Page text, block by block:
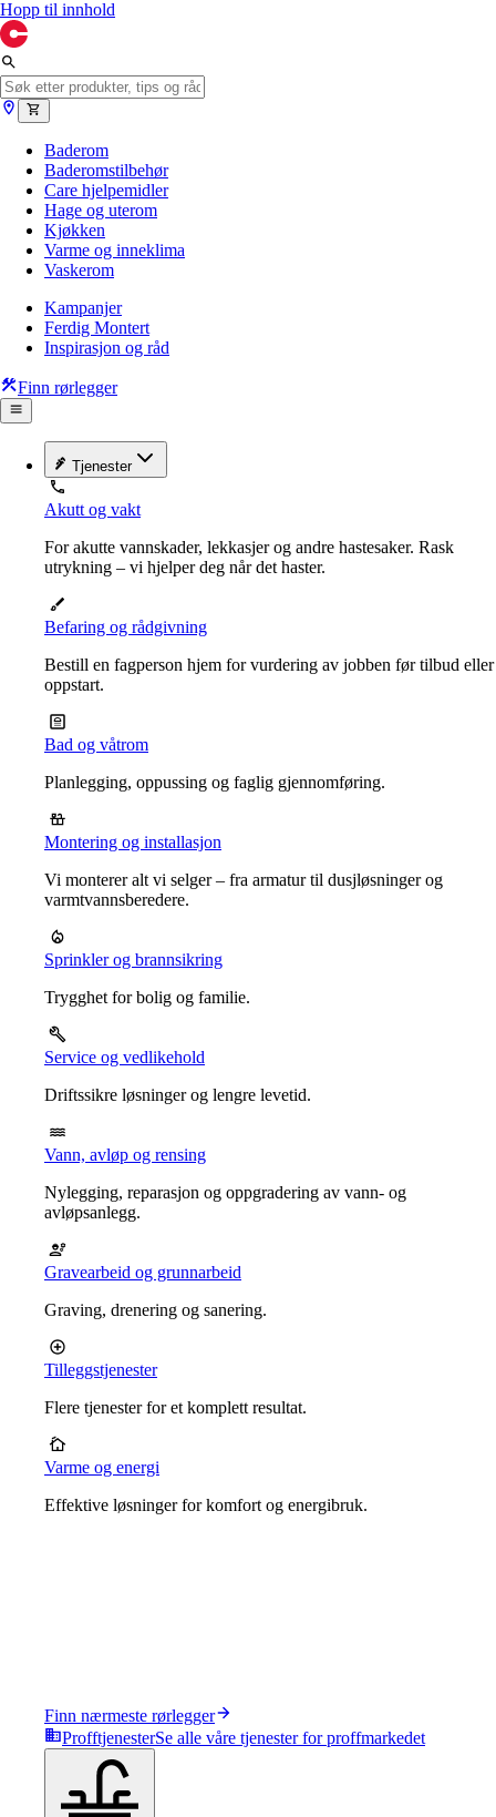
Hopp til innhold
Baderom
Baderomstilbehør
Care hjelpemidler
Hage og uterom
Kjøkken
Varme og inneklima
Vaskerom
Kampanjer
Ferdig Montert
Inspirasjon og råd
Finn rørlegger
Tjenester
Akutt og vakt
For akutte vannskader, lekkasjer og andre hastesaker. Rask
utrykning – vi hjelper deg når det haster.
Befaring og rådgivning
Bestill en fagperson hjem for vurdering av jobben før tilbud eller
oppstart.
Bad og våtrom
Planlegging, oppussing og faglig gjennomføring.
Montering og installasjon
Vi monterer alt vi selger – fra armatur til dusjløsninger og
varmtvannsberedere.
Sprinkler og brannsikring
Trygghet for bolig og familie.
Service og vedlikehold
Driftssikre løsninger og lengre levetid.
Vann, avløp og rensing
Nylegging, reparasjon og oppgradering av vann- og
avløpsanlegg.
Gravearbeid og grunnarbeid
Graving, drenering og sanering.
Tilleggstjenester
Flere tjenester for et komplett resultat.
Varme og energi
Effektive løsninger for komfort og energibruk.
Finn nærmeste rørlegger
ProfftjenesterSe alle våre tjenester for proffmarkedet